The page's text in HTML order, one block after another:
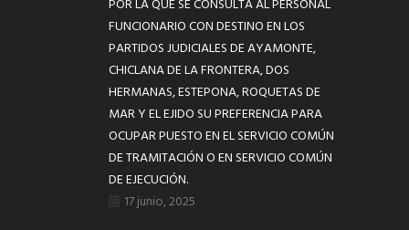
POR LA QUE SE CONSULTA AL PERSONAL
FUNCIONARIO CON DESTINO EN LOS
PARTIDOS JUDICIALES DE AYAMONTE,
CHICLANA DE LA FRONTERA, DOS
HERMANAS, ESTEPONA, ROQUETAS DE
MAR Y EL EJIDO SU PREFERENCIA PARA
OCUPAR PUESTO EN EL SERVICIO COMÚN
DE TRAMITACIÓN O EN SERVICIO COMÚN
DE EJECUCIÓN.
17 junio, 2025